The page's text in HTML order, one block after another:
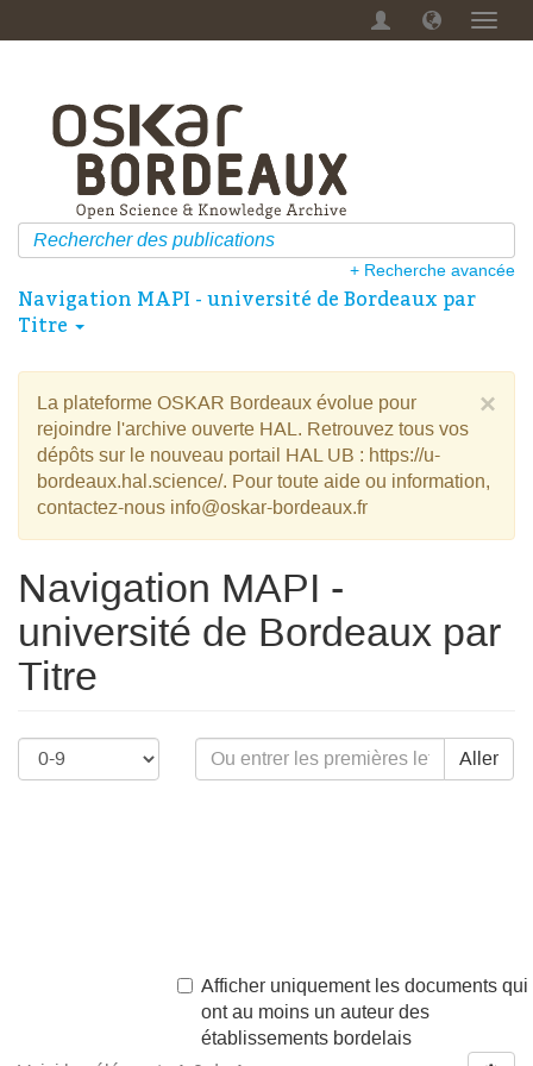
Menu
+ Recherche avancée
Navigation MAPI - université de Bordeaux par
Titre
×
La plateforme OSKAR Bordeaux évolue pour
rejoindre l'archive ouverte HAL. Retrouvez tous vos
dépôts sur le nouveau portail HAL UB : https://u-
bordeaux.hal.science/. Pour toute aide ou information,
contactez-nous info@oskar-bordeaux.fr
Navigation MAPI -
université de Bordeaux par
Titre
Aller
Afficher uniquement les documents qui
ont au moins un auteur des
établissements bordelais